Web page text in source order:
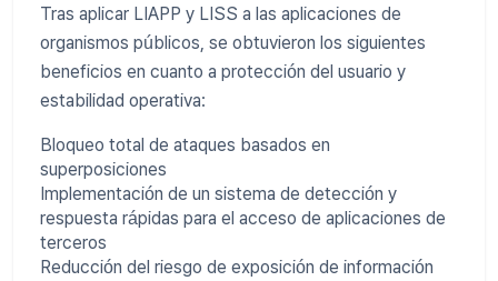
Tras aplicar LIAPP y LISS a las aplicaciones de
organismos públicos, se obtuvieron los siguientes
beneficios en cuanto a protección del usuario y
estabilidad operativa:
Bloqueo total de ataques basados ​​en
superposiciones
Implementación de un sistema de detección y
respuesta rápidas para el acceso de aplicaciones de
terceros
Reducción del riesgo de exposición de información